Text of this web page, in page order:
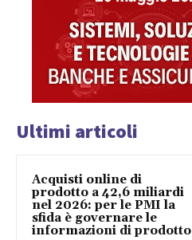
Ultimi articoli
Acquisti online di
prodotto a 42,6 miliardi
nel 2026: per le PMI la
sfida è governare le
informazioni di prodotto